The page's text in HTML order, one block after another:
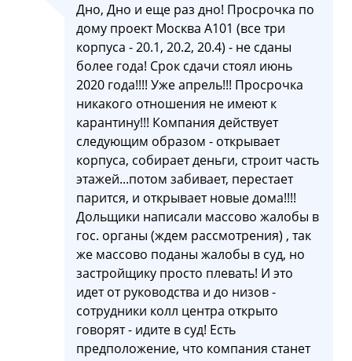
Дно, Дно и еще раз дно! Просрочка по
дому проект Москва А101 (все три
корпуса - 20.1, 20.2, 20.4) - не сданы
более года! Срок сдачи стоял июнь
2020 года!!!! Уже апрель!!! Просрочка
никакого отношения не имеют к
карантину!!! Компания действует
следующим образом - открывает
корпуса, собирает деньги, строит часть
этажей...потом забивает, перестает
парится, и открывает новые дома!!!!
Дольщики написали массово жалобы в
гос. органы (ждем рассмотрения) , так
же массово поданы жалобы в суд, но
застройщику просто плевать! И это
идет от руководства и до низов -
сотрудники колл центра открыто
говорят - идите в суд! Есть
предположение, что компания станет